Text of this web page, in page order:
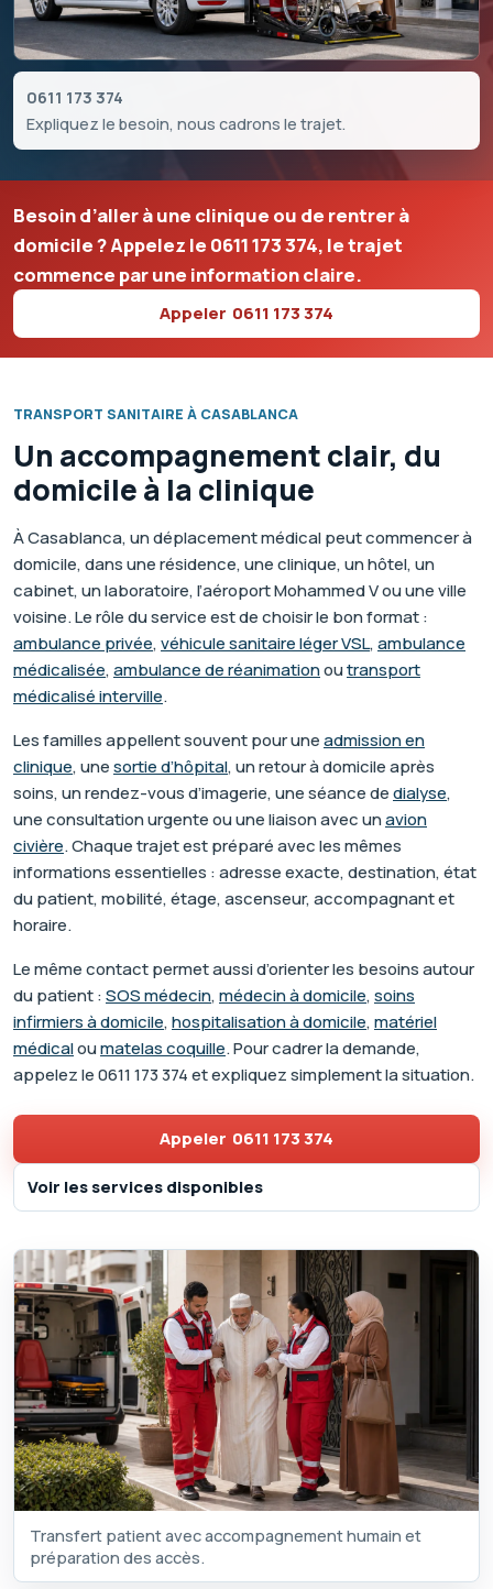
0611 173 374
Expliquez le besoin, nous cadrons le trajet.
Besoin d’aller à une clinique ou de rentrer à
domicile ? Appelez le 0611 173 374, le trajet
commence par une information claire.
Appeler 0611 173 374
TRANSPORT SANITAIRE À CASABLANCA
Un accompagnement clair, du
domicile à la clinique
À Casablanca, un déplacement médical peut commencer à
domicile, dans une résidence, une clinique, un hôtel, un
cabinet, un laboratoire, l’aéroport Mohammed V ou une ville
voisine. Le rôle du service est de choisir le bon format :
ambulance privée,véhicule sanitaire léger VSL,ambulance
médicalisée,ambulance de réanimationoutransport
médicalisé interville.
Les familles appellent souvent pour uneadmission en
clinique, unesortie d’hôpital, un retour à domicile après
soins, un rendez-vous d’imagerie, une séance dedialyse,
une consultation urgente ou une liaison avec unavion
civière. Chaque trajet est préparé avec les mêmes
informations essentielles : adresse exacte, destination, état
du patient, mobilité, étage, ascenseur, accompagnant et
horaire.
Le même contact permet aussi d’orienter les besoins autour
du patient :SOS médecin,médecin à domicile,soins
infirmiers à domicile,hospitalisation à domicile,matériel
médicaloumatelas coquille. Pour cadrer la demande,
appelez le0611 173 374et expliquez simplement la situation.
Appeler 0611 173 374
Voir les services disponibles
Transfert patient avec accompagnement humain et
préparation des accès.